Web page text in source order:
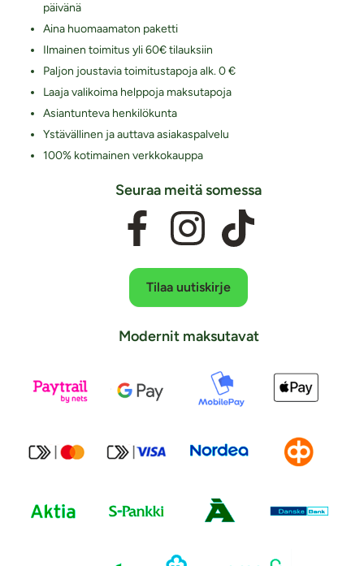
päivänä
Aina huomaamaton paketti
Ilmainen toimitus yli 60€ tilauksiin
Paljon joustavia toimitustapoja alk. 0 €
Laaja valikoima helppoja maksutapoja
Asiantunteva henkilökunta
Ystävällinen ja auttava asiakaspalvelu
100% kotimainen verkkokauppa
Seuraa meitä somessa
Tilaa uutiskirje
Modernit maksutavat